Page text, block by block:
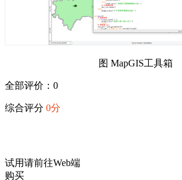
图 MapGIS工具箱
全部评价：0
综合评分 0分
试用请前往Web端
购买